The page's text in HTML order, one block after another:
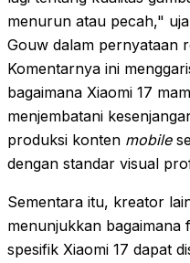
menurun atau pecah,"
Gouw dalam pernyataan
Komentarnya ini
bagaimana Xiaomi 17
menjembatani
produksi konten mobile
dengan standar visual
Sementara itu, kreator
menunjukkan bagaimana
spesifik Xiaomi 17 dapat